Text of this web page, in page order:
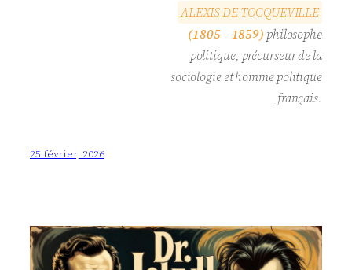
ALEXISDE TOCQUEVILLE
(1805 – 1859) philosophe
politique, précurseur de la
sociologie et homme politique
français.
25 février, 2026